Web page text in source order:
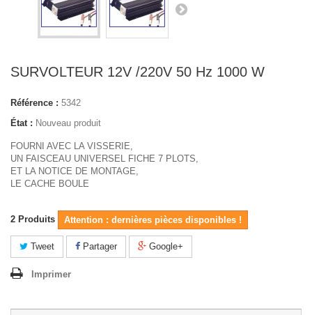
SURVOLTEUR 12V /220V 50 Hz 1000 W
Référence : 5342
État : Nouveau produit
FOURNI AVEC LA VISSERIE,
UN FAISCEAU UNIVERSEL FICHE 7 PLOTS,
ET LA NOTICE DE MONTAGE,
LE CACHE BOULE
2 Produits Attention : dernières pièces disponibles !
Tweet Partager Google+
Imprimer